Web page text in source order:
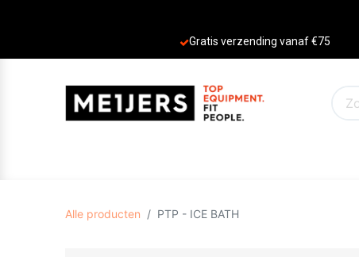
Gratis verzending vanaf €75
Alle producten PTP - ICE BATH